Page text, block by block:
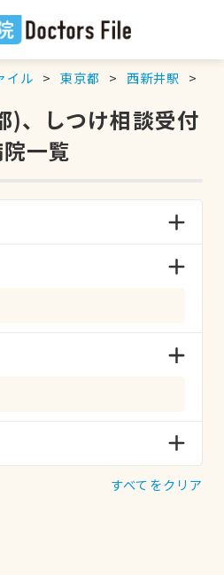
イル 東京都 西新井駅
)、しつけ相談受付
一覧
すべてをクリア